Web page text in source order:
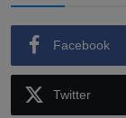
Facebook
Twitter